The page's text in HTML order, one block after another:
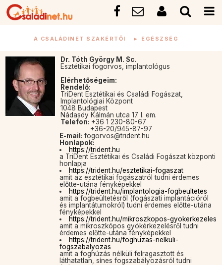
A CSALÁDINET SZAKÉRTŐI ► EGÉSZSÉG
Dr. Tóth György M. Sc.
Esztétikai fogorvos, implantológus
Elérhetőségeim:
Rendelő:
TriDent Esztétikai és Családi Fogászat,
Implantológiai Központ
1048 Budapest
Nádasdy Kálmán utca 17. I. em.
Telefon: +36 1 230-80-67
+36-20/945-87-97
E-mail: fogorvos@trident.hu
Honlapok:
https://trident.hu
a TriDent Esztétikai és Családi Fogászat központi
honlapja
https://trident.hu/esztetikai-fogaszat
amit az esztétikai fogászatról tudni érdemes
előtte-utána fényképekkel
https://trident.hu/implantologia-fogbeultetes
amit a fogbeültetésről (fogászati implantációról
és implantátumokról) tudni érdemes előtte-utána
fényképekkel
https://trident.hu/mikroszkopos-gyokerkezeles
amit a mikroszkópos gyökérkezelésről tudni
érdemes előtte-utána fényképekkel
https://trident.hu/foghuzas-nelkuli-
fogszabalyozas
amit a foghúzás nélküli felragasztott és
láthatatlan, sínes fogszabályozásról tudni